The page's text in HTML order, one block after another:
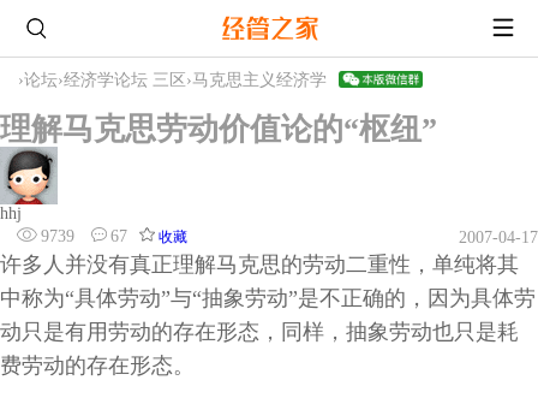
›论坛›经济学论坛 三区 ›马克思主义经济学
理解马克思劳动价值论的“枢纽”
hhj
9739
67 收藏 2007-04-17
许多人并没有真正理解马克思的劳动二重性，单纯将其
中称为“具体劳动”与“抽象劳动”是不正确的，因为具体劳
动只是有用劳动的存在形态，同样，抽象劳动也只是耗
费劳动的存在形态。